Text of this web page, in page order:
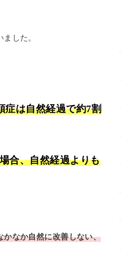
した。
症は自然経過で約7割
合、自然経過よりも
かなか自然に改善しない、